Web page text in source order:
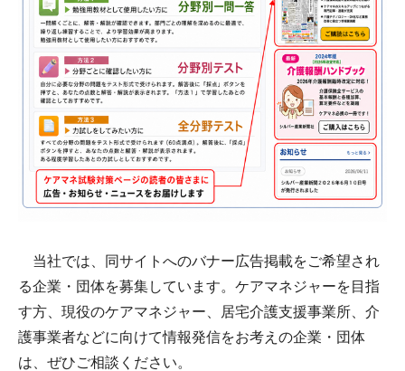
当社では、同サイトへのバナー広告掲載をご希望され
る企業・団体を募集しています。ケアマネジャーを目指
す方、現役のケアマネジャー、居宅介護支援事業所、介
護事業者などに向けて情報発信をお考えの企業・団体
は、ぜひご相談ください。